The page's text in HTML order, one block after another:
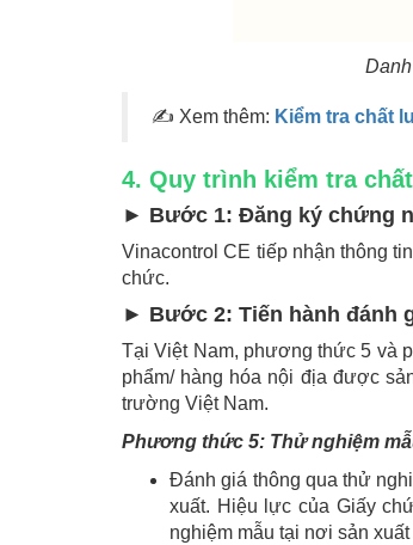
✍ Xem thêm: Kiểm tra chất
4. Quy trình kiểm tra
► Bước 1: Đăng ký chứng
Vinacontrol CE tiếp nhận thông
chức.
► Bước 2: Tiến hành đánh
Tại Việt Nam, phương thức 5 và
phẩm/ hàng hóa nội địa được
trường Việt Nam.
Phương thức 5: Thử nghiệm
Đánh giá thông qua thử
xuất. Hiệu lực của Giấy
nghiệm mẫu tại nơi sản